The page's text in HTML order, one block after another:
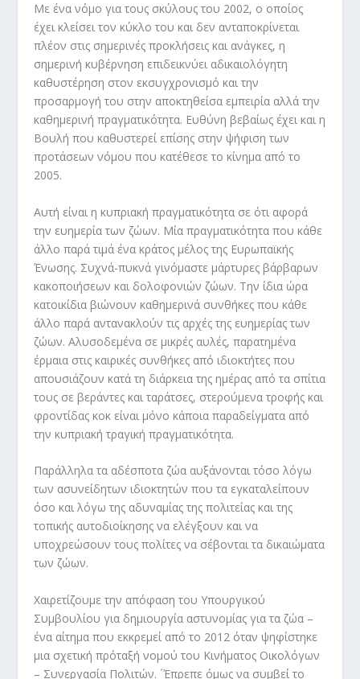
Με ένα νόμο για τους σκύλους του 2002, ο οποίος
έχει κλείσει τον κύκλο του και δεν ανταποκρίνεται
πλέον στις σημερινές προκλήσεις και ανάγκες, η
σημερινή κυβέρνηση επιδεικνύει αδικαιολόγητη
καθυστέρηση στον εκσυγχρονισμό και την
προσαρμογή του στην αποκτηθείσα εμπειρία αλλά την
καθημερινή πραγματικότητα. Ευθύνη βεβαίως έχει και η
Βουλή που καθυστερεί επίσης στην ψήφιση των
προτάσεων νόμου που κατέθεσε το κίνημα από το
2005.
Αυτή είναι η κυπριακή πραγματικότητα σε ότι αφορά
την ευημερία των ζώων. Μία πραγματικότητα που κάθε
άλλο παρά τιμά ένα κράτος μέλος της Ευρωπαϊκής
Ένωσης. Συχνά-πυκνά γινόμαστε μάρτυρες βάρβαρων
κακοποιήσεων και δολοφονιών ζώων. Την ίδια ώρα
κατοικίδια βιώνουν καθημερινά συνθήκες που κάθε
άλλο παρά αντανακλούν τις αρχές της ευημερίας των
ζώων. Αλυσοδεμένα σε μικρές αυλές, παρατημένα
έρμαια στις καιρικές συνθήκες από ιδιοκτήτες που
απουσιάζουν κατά τη διάρκεια της ημέρας από τα σπίτια
τους σε βεράντες και ταράτσες, στερούμενα τροφής και
φροντίδας κοκ είναι μόνο κάποια παραδείγματα από
την κυπριακή τραγική πραγματικότητα.
Παράλληλα τα αδέσποτα ζώα αυξάνονται τόσο λόγω
των ασυνείδητων ιδιοκτητών που τα εγκαταλείπουν
όσο και λόγω της αδυναμίας της πολιτείας και της
τοπικής αυτοδιοίκησης να ελέγξουν και να
υποχρεώσουν τους πολίτες να σέβονται τα δικαιώματα
των ζώων.
Χαιρετίζουμε την απόφαση του Υπουργικού
Συμβουλίου για δημιουργία αστυνομίας για τα ζώα –
ένα αίτημα που εκκρεμεί από το 2012 όταν ψηφίστηκε
μια σχετική πρόταξή νομού του Κινήματος Οικολόγων
– Συνεργασία Πολιτών. ´Έπρεπε όμως να συμβεί το